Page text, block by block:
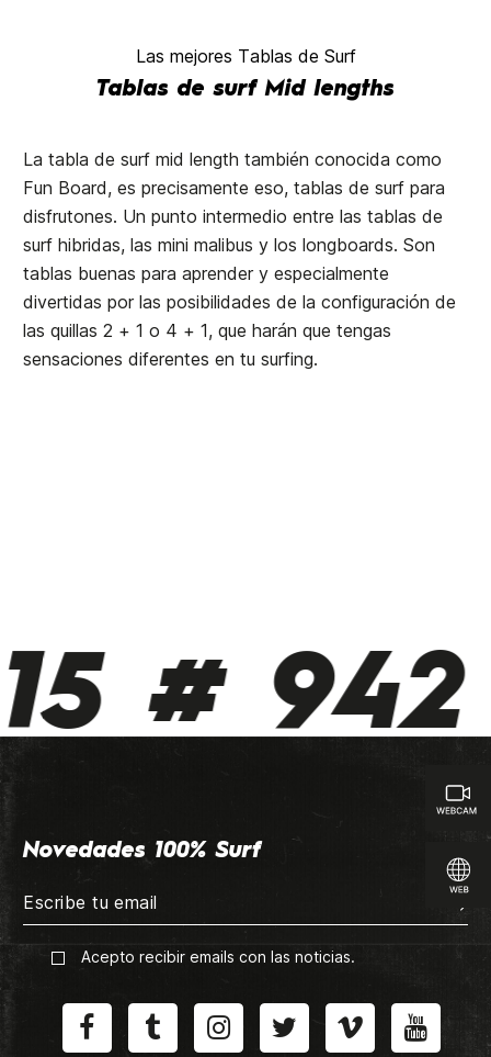
Las mejores Tablas de Surf
Tablas de surf Mid lengths
La tabla de surf mid length también conocida como
Fun Board, es precisamente eso, tablas de surf para
disfrutones. Un punto intermedio entre las tablas de
surf hibridas, las mini malibus y los longboards. Son
tablas buenas para aprender y especialmente
divertidas por las posibilidades de la configuración de
las quillas 2 + 1 o 4 + 1, que harán que tengas
sensaciones diferentes en tu surfing.
# 942
Novedades 100% Surf
Acepto recibir emails con las noticias.